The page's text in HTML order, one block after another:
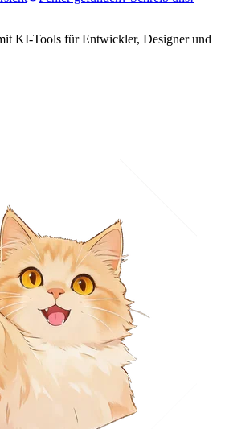
KI-Tools für Entwickler, Designer und